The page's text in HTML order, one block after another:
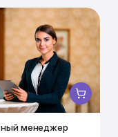
поднимет
за счёт
менее важна
также всегда
менеджер